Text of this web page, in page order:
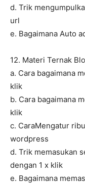
d. Trik
url
e. Bagaimana Auto
12. Materi Ternak
a. Cara bagaimana
klik
b. Cara bagaimana
klik
c. CaraMengatur
wordpress
d. Trik memasukan
dengan 1 x klik
e. Bagaimana